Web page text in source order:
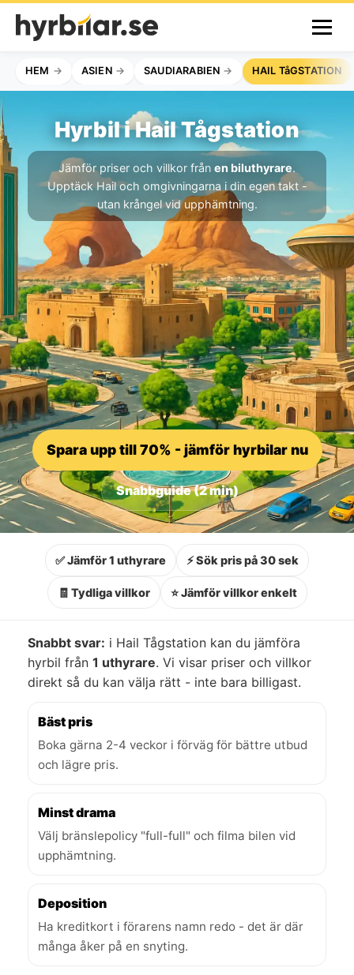
HEM ASIEN SAUDIARABIEN HAIL TåGSTATION
Hyrbil i Hail Tågstation
Jämför priser och villkor från en biluthyrare.
Upptäck Hail och omgivningarna i din egen takt -
utan krångel vid upphämtning.
Spara upp till 70% - jämför hyrbilar nu
Snabbguide (2 min)
✅ Jämför 1 uthyrare ⚡ Sök pris på 30 sek
🧾 Tydliga villkor ⭐ Jämför villkor enkelt
Snabbt svar: i Hail Tågstation kan du jämföra
hyrbil från 1 uthyrare. Vi visar priser och villkor
direkt så du kan välja rätt - inte bara billigast.
Bäst pris
Boka gärna 2-4 veckor i förväg för bättre utbud
och lägre pris.
Minst drama
Välj bränslepolicy "full-full" och filma bilen vid
upphämtning.
Deposition
Ha kreditkort i förarens namn redo - det är där
många åker på en snyting.